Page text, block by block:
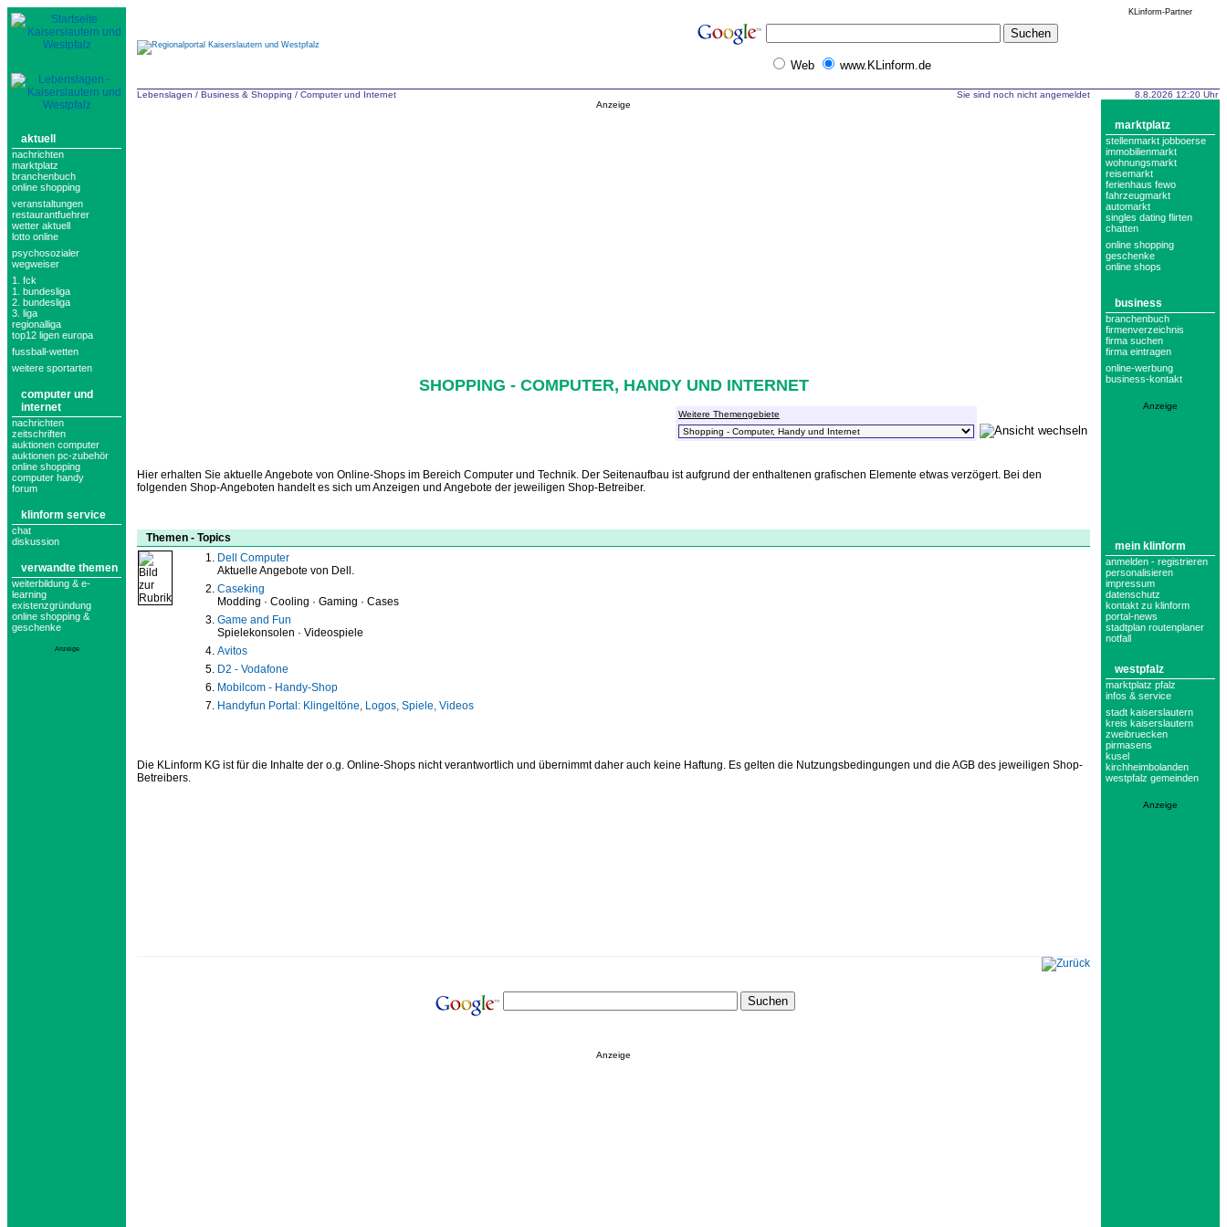
aktuell
nachrichten
marktplatz
branchenbuch
online shopping
veranstaltungen
restaurantfuehrer
wetter aktuell
lotto online
psychosozialer
wegweiser
1. fck
1. bundesliga
2. bundesliga
3. liga
regionalliga
top12 ligen europa
fussball-wetten
weitere sportarten
computer und
internet
nachrichten
zeitschriften
auktionen computer
auktionen pc-zubehör
online shopping
computer handy
forum
klinform service
chat
diskussion
verwandte themen
weiterbildung & e-
learning
existenzgründung
online shopping &
geschenke
Anzeige
KLinform-Partner
Web www.KLinform.de
Lebenslagen / Business & Shopping / Computer und Internet
Sie sind noch nicht angemeldet
Anzeige
SHOPPING - COMPUTER, HANDY UND INTERNET
Weitere Themengebiete
Hier erhalten Sie aktuelle Angebote von Online-Shops im Bereich Computer und Technik. Der Seitenaufbau ist aufgrund der enthaltenen grafischen Elemente etwas verzögert. Bei den
folgenden Shop-Angeboten handelt es sich um Anzeigen und Angebote der jeweiligen Shop-Betreiber.
Themen - Topics
Dell Computer
Aktuelle Angebote von Dell.
Caseking
Modding · Cooling · Gaming · Cases
Game and Fun
Spielekonsolen · Videospiele
Avitos
D2 - Vodafone
Mobilcom - Handy-Shop
Handyfun Portal: Klingeltöne, Logos, Spiele, Videos
Die KLinform KG ist für die Inhalte der o.g. Online-Shops nicht verantwortlich und übernimmt daher auch keine Haftung. Es gelten die Nutzungsbedingungen und die AGB des jeweiligen Shop-
Betreibers.
Anzeige
8.8.2026 12:20 Uhr
marktplatz
stellenmarkt jobboerse
immobilienmarkt
wohnungsmarkt
reisemarkt
ferienhaus fewo
fahrzeugmarkt
automarkt
singles dating flirten
chatten
online shopping
geschenke
online shops
business
branchenbuch
firmenverzeichnis
firma suchen
firma eintragen
online-werbung
business-kontakt
Anzeige
mein klinform
anmelden - registrieren
personalisieren
impressum
datenschutz
kontakt zu klinform
portal-news
stadtplan routenplaner
notfall
westpfalz
marktplatz pfalz
infos & service
stadt kaiserslautern
kreis kaiserslautern
zweibruecken
pirmasens
kusel
kirchheimbolanden
westpfalz gemeinden
Anzeige